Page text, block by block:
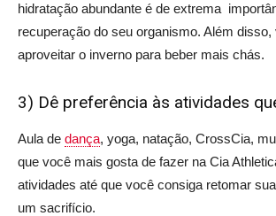
hidratação abundante é de extrema
recuperação do seu organismo. Além disso,
aproveitar o inverno para beber mais chás.
3) Dê preferência às atividades
Aula de dança, yoga, natação, CrossCia,
que você mais gosta de fazer na Cia
atividades até que você consiga retomar
um sacrifício.